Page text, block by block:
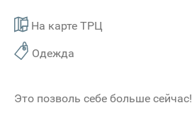
На карте ТРЦ
Одежда
Это позволь себе больше сейчас!